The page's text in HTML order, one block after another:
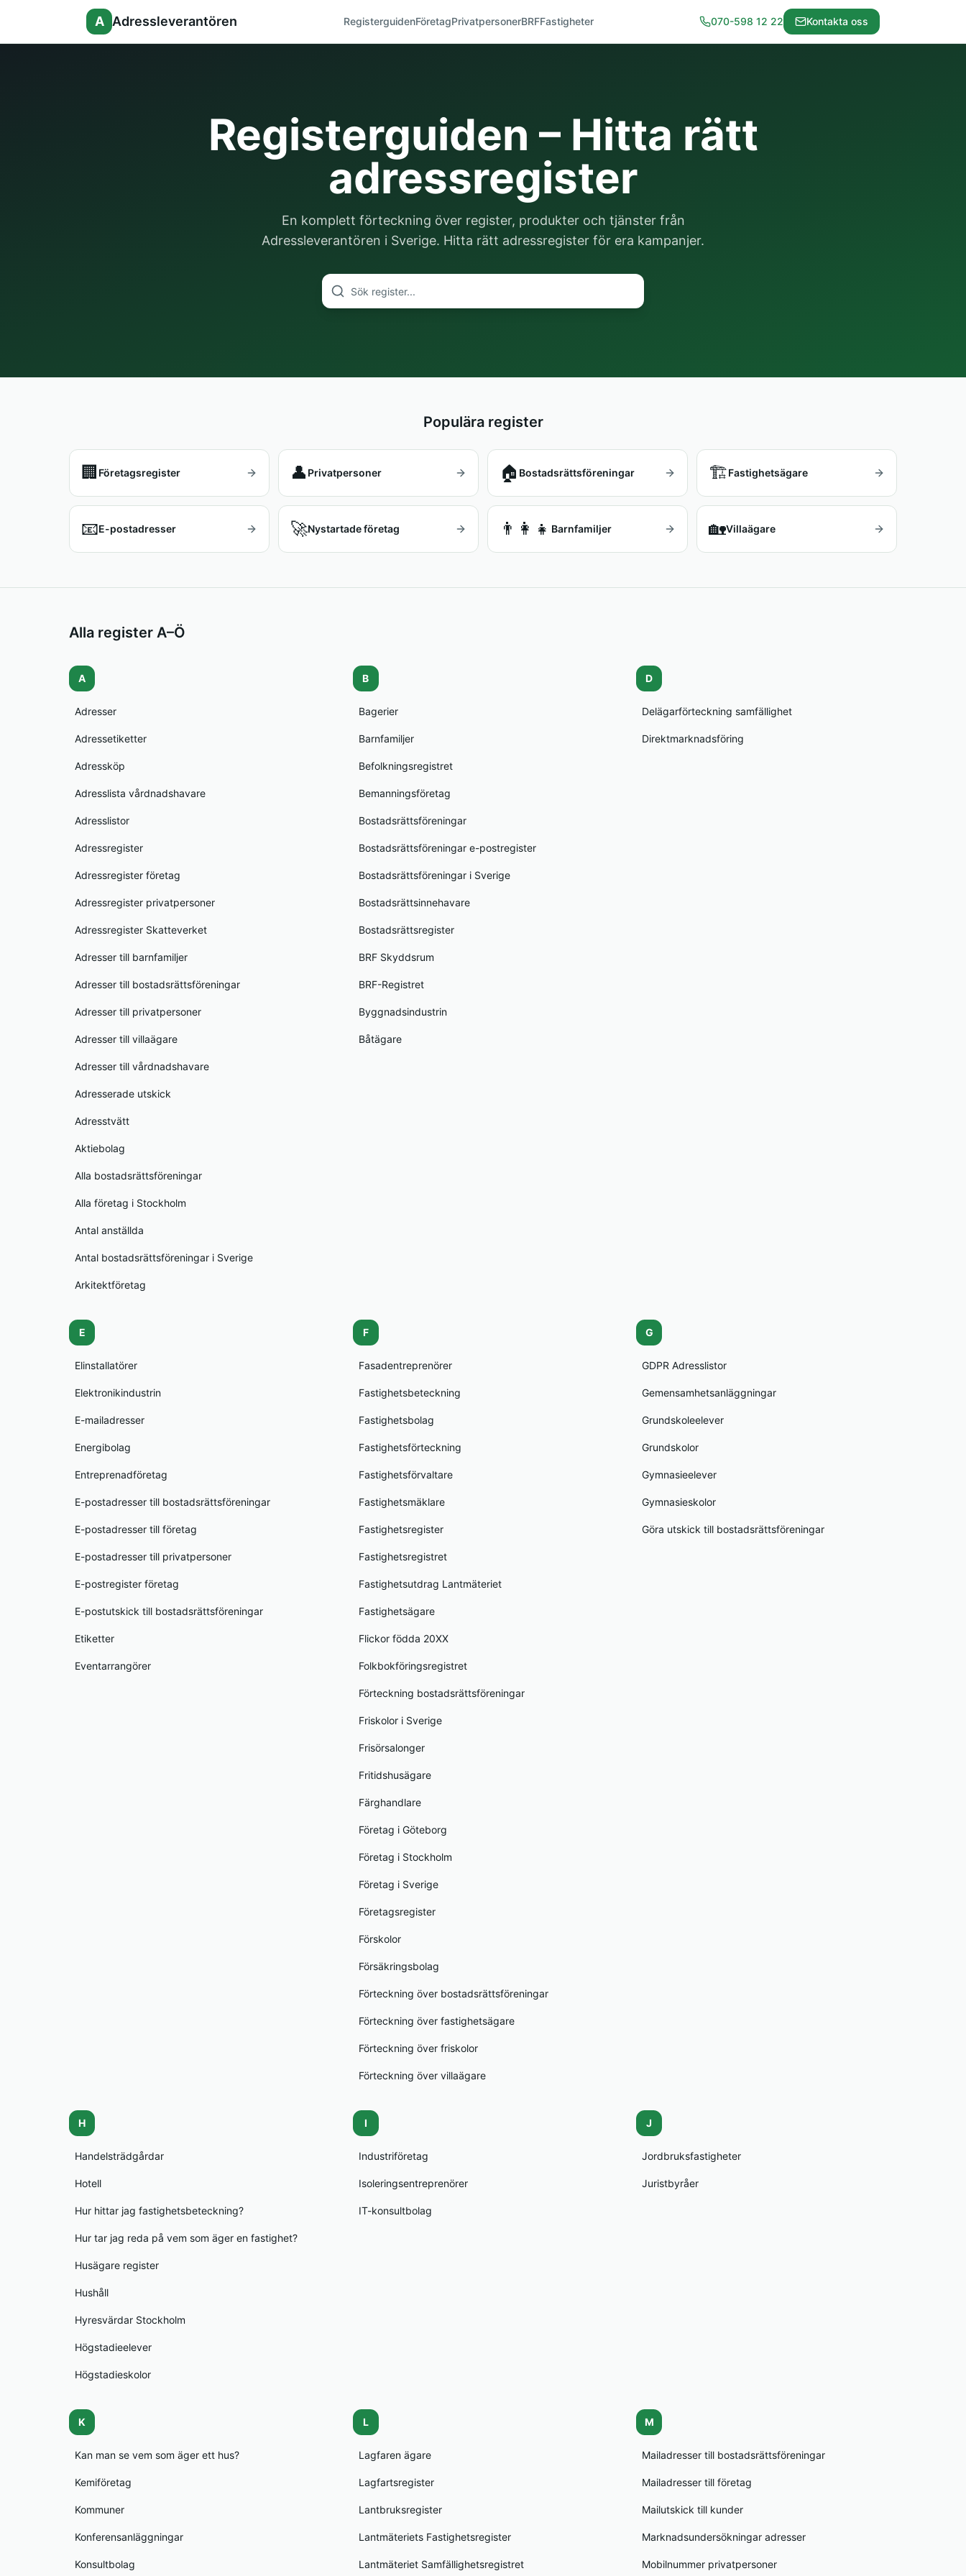
A Adressleverantören RegisterguidenFöretagPrivatpersonerBRFFastigheter 070-598 12 22 Kontakta oss
Registerguiden – Hitta rätt
adressregister
En komplett förteckning över register, produkter och tjänster från
Adressleverantören i Sverige. Hitta rätt adressregister för era kampanjer.
Populära register
🏢 Företagsregister 👤 Privatpersoner 🏠 Bostadsrättsföreningar 🏗️Fastighetsägare
📧E-postadresser 🚀Nystartade företag 👨‍👩‍👧 Barnfamiljer 🏡Villaägare
Alla register A–Ö
A
Adresser
Adressetiketter
Adressköp
Adresslista vårdnadshavare
Adresslistor
Adressregister
Adressregister företag
Adressregister privatpersoner
Adressregister Skatteverket
Adresser till barnfamiljer
Adresser till bostadsrättsföreningar
Adresser till privatpersoner
Adresser till villaägare
Adresser till vårdnadshavare
Adresserade utskick
Adresstvätt
Aktiebolag
Alla bostadsrättsföreningar
Alla företag i Stockholm
Antal anställda
Antal bostadsrättsföreningar i Sverige
Arkitektföretag
B
Bagerier
Barnfamiljer
Befolkningsregistret
Bemanningsföretag
Bostadsrättsföreningar
Bostadsrättsföreningar e-postregister
Bostadsrättsföreningar i Sverige
Bostadsrättsinnehavare
Bostadsrättsregister
BRF Skyddsrum
BRF-Registret
Byggnadsindustrin
Båtägare
D
Delägarförteckning samfällighet
Direktmarknadsföring
E
Elinstallatörer
Elektronikindustrin
E-mailadresser
Energibolag
Entreprenadföretag
E-postadresser till bostadsrättsföreningar
E-postadresser till företag
E-postadresser till privatpersoner
E-postregister företag
E-postutskick till bostadsrättsföreningar
Etiketter
Eventarrangörer
F
Fasadentreprenörer
Fastighetsbeteckning
Fastighetsbolag
Fastighetsförteckning
Fastighetsförvaltare
Fastighetsmäklare
Fastighetsregister
Fastighetsregistret
Fastighetsutdrag Lantmäteriet
Fastighetsägare
Flickor födda 20XX
Folkbokföringsregistret
Förteckning bostadsrättsföreningar
Friskolor i Sverige
Frisörsalonger
Fritidshusägare
Färghandlare
Företag i Göteborg
Företag i Stockholm
Företag i Sverige
Företagsregister
Förskolor
Försäkringsbolag
Förteckning över bostadsrättsföreningar
Förteckning över fastighetsägare
Förteckning över friskolor
Förteckning över villaägare
G
GDPR Adresslistor
Gemensamhetsanläggningar
Grundskoleelever
Grundskolor
Gymnasieelever
Gymnasieskolor
Göra utskick till bostadsrättsföreningar
H
Handelsträdgårdar
Hotell
Hur hittar jag fastighetsbeteckning?
Hur tar jag reda på vem som äger en fastighet?
Husägare register
Hushåll
Hyresvärdar Stockholm
Högstadieelever
Högstadieskolor
I
Industriföretag
Isoleringsentreprenörer
IT-konsultbolag
J
Jordbruksfastigheter
Juristbyråer
K
Kan man se vem som äger ett hus?
Kemiföretag
Kommuner
Konferensanläggningar
Konsultbolag
L
Lagfaren ägare
Lagfartsregister
Lantbruksregister
Lantmäteriets Fastighetsregister
Lantmäteriet Samfällighetsregistret
M
Mailadresser till bostadsrättsföreningar
Mailadresser till företag
Mailutskick till kunder
Marknadsundersökningar adresser
Mobilnummer privatpersoner